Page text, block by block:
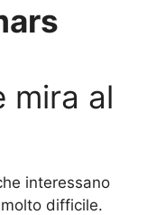
mira al
interessano
difficile.